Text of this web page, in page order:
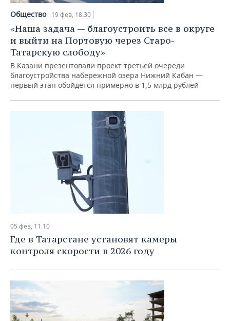
Общество 19 фев, 18:30
«Наша задача — благоустроить все в округе
и выйти на Портовую через Старо-
Татарскую слободу»
В Казани презентовали проект третьей очереди
благоустройства набережной озера Нижний Кабан —
первый этап обойдется примерно в 1,5 млрд рублей
05 фев, 11:10
Где в Татарстане установят камеры
контроля скорости в 2026 году